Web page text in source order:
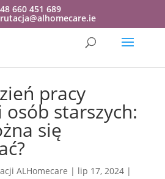
660 451 689
pracy
starszych:
się
ALHomecare | lip 17, 2024|